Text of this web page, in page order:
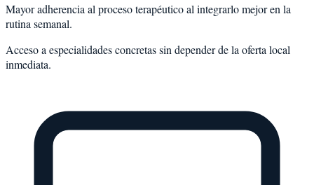
Mayor adherencia al proceso terapéutico al integrarlo mejor en la
rutina semanal.
Acceso a especialidades concretas sin depender de la oferta local
inmediata.